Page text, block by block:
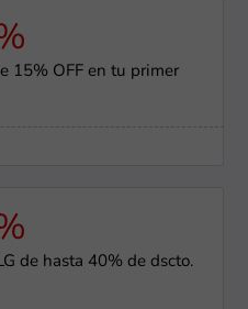
15% OFF en tu primer
de hasta 40% de dscto.